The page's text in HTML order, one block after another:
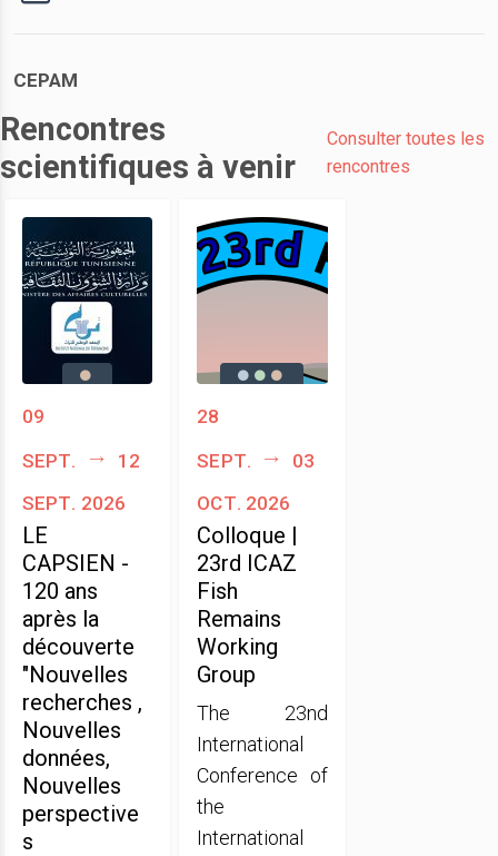
CEPAM
Rencontres
scientifiques à venir
Consulter toutes les
rencontres
09
sept.
12
sept. 2026
LE
CAPSIEN -
120 ans
après la
découverte
"Nouvelles
recherches ,
Nouvelles
données,
Nouvelles
perspective
s
28
sept.
03
oct. 2026
Colloque |
23rd ICAZ
Fish
Remains
Working
Group
The 23nd
International
Conference of
the
International